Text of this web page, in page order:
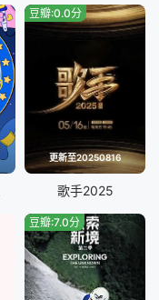
更新至20250816
豆瓣:0.0分
歌手2025
豆瓣:7.0分